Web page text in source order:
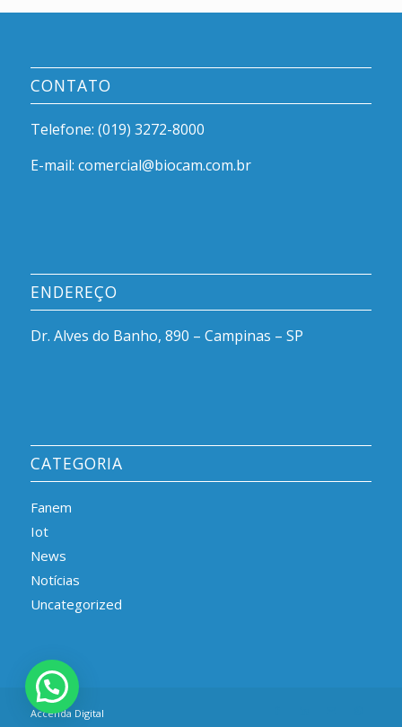
CONTATO
Telefone: (019) 3272-8000
E-mail: comercial@biocam.com.br
ENDEREÇO
Dr. Alves do Banho, 890 – Campinas – SP
CATEGORIA
Fanem
Iot
News
Notícias
Uncategorized
Accenda Digital